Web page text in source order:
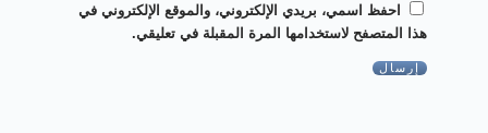
احفظ اسمي، بريدي الإلكتروني، والموقع الإلكتروني في
هذا المتصفح لاستخدامها المرة المقبلة في تعليقي.